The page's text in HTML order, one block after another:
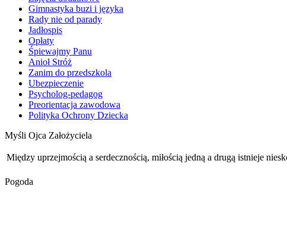
Gimnastyka buzi i języka
Rady nie od parady
Jadłospis
Opłaty
Śpiewajmy Panu
Anioł Stróż
Zanim do przedszkola
Ubezpieczenie
Psycholog-pedagog
Preorientacja zawodowa
Polityka Ochrony Dziecka
Myśli Ojca Założyciela
Między uprzejmością a serdecznością, miłością jedną a drugą istnieje
Pogoda